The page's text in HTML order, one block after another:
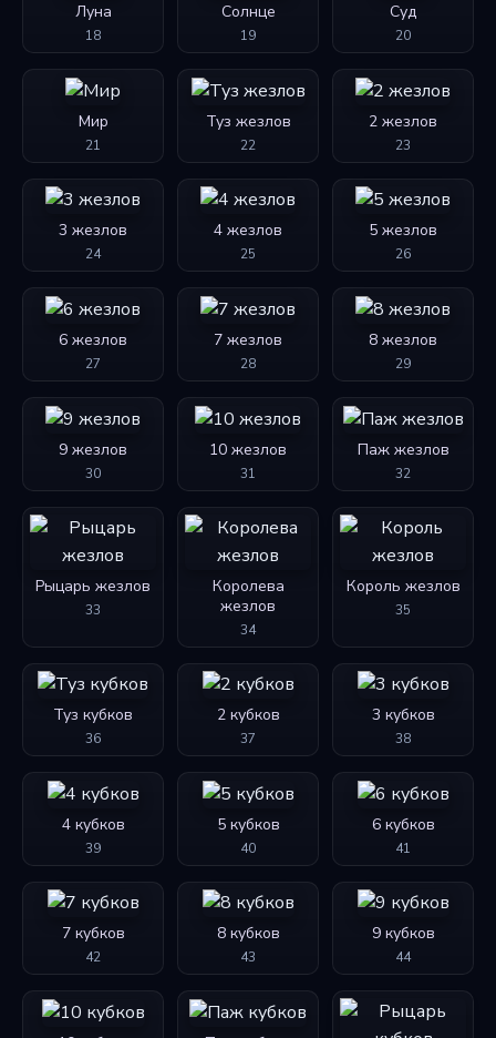
Луна
18
Солнце
19
Суд
20
Мир
21
Туз жезлов
22
2 жезлов
23
3 жезлов
24
4 жезлов
25
5 жезлов
26
6 жезлов
27
7 жезлов
28
8 жезлов
29
9 жезлов
30
10 жезлов
31
Паж жезлов
32
Рыцарь жезлов
33
Королева
жезлов
34
Король жезлов
35
Туз кубков
36
2 кубков
37
3 кубков
38
4 кубков
39
5 кубков
40
6 кубков
41
7 кубков
42
8 кубков
43
9 кубков
44